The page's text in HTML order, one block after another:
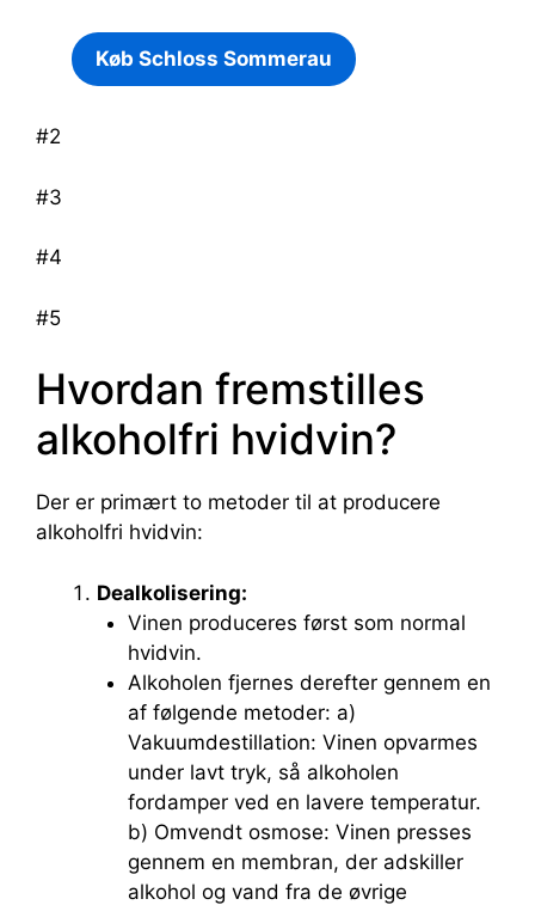
Køb Schloss Sommerau
#2
#3
#4
#5
Hvordan fremstilles
alkoholfri hvidvin?
Der er primært to metoder til at producere
alkoholfri hvidvin:
Dealkolisering:
Vinen produceres først som normal
hvidvin.
Alkoholen fjernes derefter gennem en
af følgende metoder: a)
Vakuumdestillation: Vinen opvarmes
under lavt tryk, så alkoholen
fordamper ved en lavere temperatur.
b) Omvendt osmose: Vinen presses
gennem en membran, der adskiller
alkohol og vand fra de øvrige